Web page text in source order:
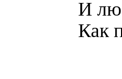
И
Как